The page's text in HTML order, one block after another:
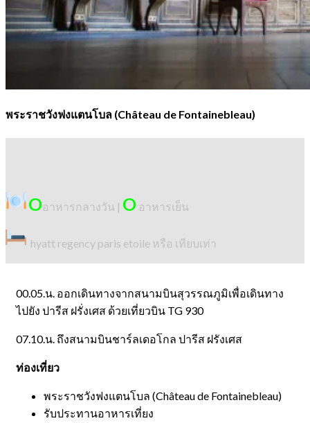
พระราชวังฟงแตนโบล (Château de Fontainebleau)
Oอาหารกลางวัน | O อาหารเย็น
hyatt regency paris etoile หรือ เทียบเท่า
00.05.น. ออกเดินทางจากสนามบินสุวรรณภูมิเพื่อเดินทาง
ไปยัง ปารีส ฝรั่งเศส ด้วยเที่ยวบิน TG 930
07.10.น. ถึงสนามบินชาร์ลเดอโกล ปารีส ฝรังเศส
ท่องเที่ยว
พระราชวังฟงแตนโบล (Château de Fontainebleau)
รับประทานอาหารเที่ยง